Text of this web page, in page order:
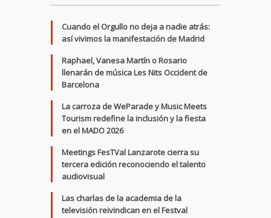
Cuando el Orgullo no deja a nadie atrás:
así vivimos la manifestación de Madrid
Raphael, Vanesa Martín o Rosario
llenarán de música Les Nits Occident de
Barcelona
La carroza de WeParade y Music Meets
Tourism redefine la inclusión y la fiesta
en el MADO 2026
Meetings FesTVal Lanzarote cierra su
tercera edición reconociendo el talento
audiovisual
Las charlas de la academia de la
televisión reivindican en el Festval